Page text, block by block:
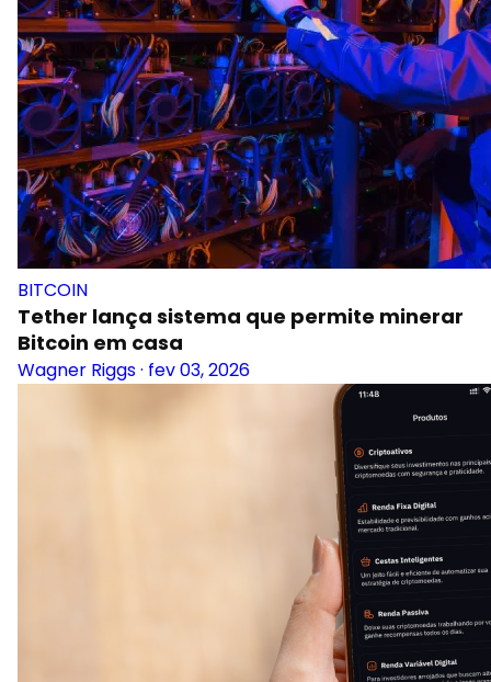
BITCOIN
Tether lança sistema que permite minerar
Bitcoin em casa
Wagner Riggs· fev 03, 2026